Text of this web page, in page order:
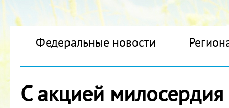
Федеральные новости
С акцией милосердия